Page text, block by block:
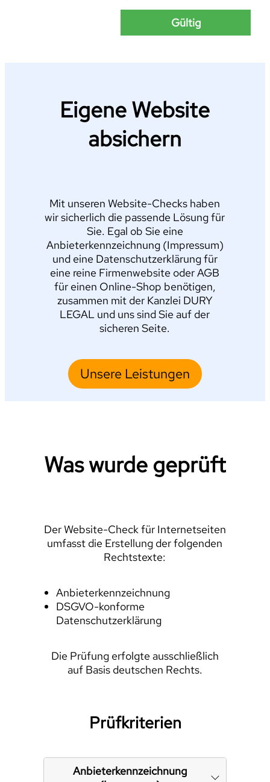
Gültig
Eigene Website
absichern
Mit unseren Website-Checks haben
wir sicherlich die passende Lösung für
Sie. Egal ob Sie eine
Anbieterkennzeichnung (Impressum)
und eine Datenschutzerklärung für
eine reine Firmenwebsite oder AGB
für einen Online-Shop benötigen,
zusammen mit der Kanzlei DURY
LEGAL und uns sind Sie auf der
sicheren Seite.
Unsere Leistungen
Was wurde geprüft
Der Website-Check für Internetseiten
umfasst die Erstellung der folgenden
Rechtstexte:
Anbieterkennzeichnung
DSGVO-konforme
Datenschutzerklärung
Die Prüfung erfolgte ausschließlich
auf Basis deutschen Rechts.
Prüfkriterien
Anbieterkennzeichnung